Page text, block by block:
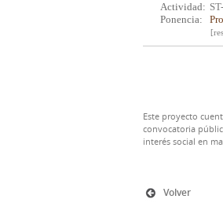
Actividad:
Ponencia:
Este proyecto
convocatoria
interés social en
Volver